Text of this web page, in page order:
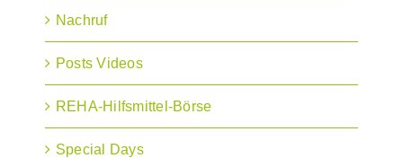
Nachruf
Posts Videos
REHA-Hilfsmittel-Börse
Special Days